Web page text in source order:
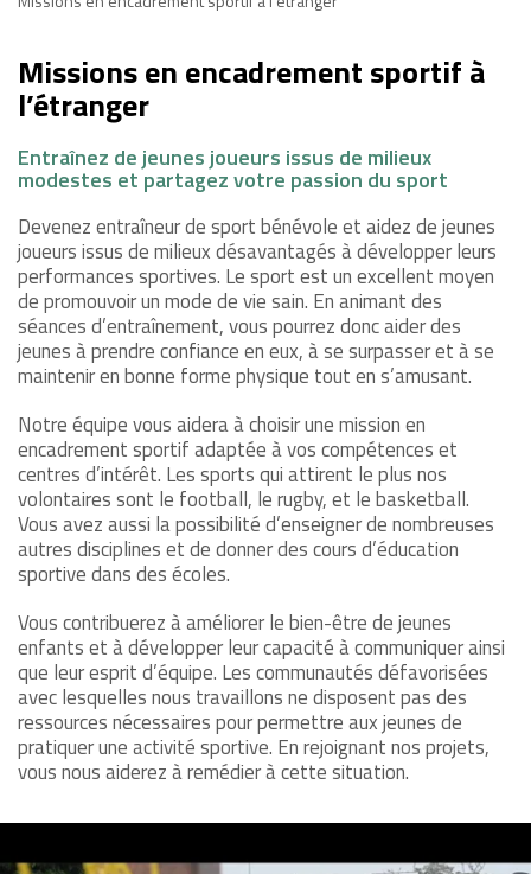
Missions en encadrement sportif à
l’étranger
Entraînez de jeunes joueurs issus de milieux
modestes et partagez votre passion du sport
Devenez entraîneur de sport bénévole et aidez de jeunes
joueurs issus de milieux désavantagés à développer leurs
performances sportives. Le sport est un excellent moyen
de promouvoir un mode de vie sain. En animant des
séances d’entraînement, vous pourrez donc aider des
jeunes à prendre confiance en eux, à se surpasser et à se
maintenir en bonne forme physique tout en s’amusant.
Notre équipe vous aidera à choisir une mission en
encadrement sportif adaptée à vos compétences et
centres d’intérêt. Les sports qui attirent le plus nos
volontaires sont le football, le rugby, et le basketball.
Vous avez aussi la possibilité d’enseigner de nombreuses
autres disciplines et de donner des cours d’éducation
sportive dans des écoles.
Vous contribuerez à améliorer le bien-être de jeunes
enfants et à développer leur capacité à communiquer ainsi
que leur esprit d’équipe. Les communautés défavorisées
avec lesquelles nous travaillons ne disposent pas des
ressources nécessaires pour permettre aux jeunes de
pratiquer une activité sportive. En rejoignant nos projets,
vous nous aiderez à remédier à cette situation.